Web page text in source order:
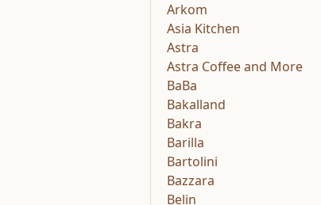
Arkom
Asia Kitchen
Astra
Astra Coffee and More
BaBa
Bakalland
Bakra
Barilla
Bartolini
Bazzara
Belin